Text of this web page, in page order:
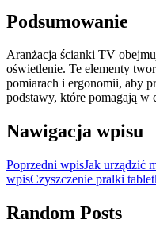
Podsumowanie
Aranżacja ścianki TV
oświetlenie. Te elementy
pomiarach i ergonomii, aby
podstawy, które pomagają
Nawigacja wpisu
Poprzedni wpisJak urządzić
wpisCzyszczenie pralki
Random Posts